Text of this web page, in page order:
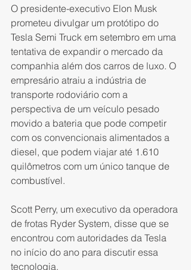
O presidente-executivo Elon Musk
prometeu divulgar um protótipo do
Tesla Semi Truck em setembro em uma
tentativa de expandir o mercado da
companhia além dos carros de luxo. O
empresário atraiu a indústria de
transporte rodoviário com a
perspectiva de um veículo pesado
movido a bateria que pode competir
com os convencionais alimentados a
diesel, que podem viajar até 1.610
quilômetros com um único tanque de
combustível.
Scott Perry, um executivo da operadora
de frotas Ryder System, disse que se
encontrou com autoridades da Tesla
no início do ano para discutir essa
tecnologia.